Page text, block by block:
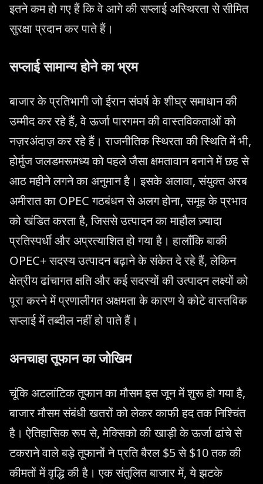
इतने कम हो गए हैं कि वे आगे की सप्लाई अस्थिरता से सीमित
सुरक्षा प्रदान कर पाते हैं।
सप्लाई सामान्य होने का भ्रम
बाजार के प्रतिभागी जो ईरान संघर्ष के शीघ्र समाधान की
उम्मीद कर रहे हैं, वे ऊर्जा पारगमन की वास्तविकताओं को
नज़रअंदाज़ कर रहे हैं। राजनीतिक स्थिरता की स्थिति में भी,
होर्मुज जलडमरूमध्य को पहले जैसा क्षमतावान बनाने में छह से
आठ महीने लगने का अनुमान है। इसके अलावा, संयुक्त अरब
अमीरात का OPEC गठबंधन से अलग होना, समूह के प्रभाव
को खंडित करता है, जिससे उत्पादन का माहौल ज़्यादा
प्रतिस्पर्धी और अप्रत्याशित हो गया है। हालाँकि बाकी
OPEC+ सदस्य उत्पादन बढ़ाने के संकेत दे रहे हैं, लेकिन
क्षेत्रीय ढांचागत क्षति और कई सदस्यों की उत्पादन लक्ष्यों को
पूरा करने में प्रणालीगत अक्षमता के कारण ये कोटे वास्तविक
सप्लाई में तब्दील नहीं हो पाते हैं।
अनचाहा तूफान का जोखिम
चूंकि अटलांटिक तूफान का मौसम इस जून में शुरू हो गया है,
बाजार मौसम संबंधी खतरों को लेकर काफी हद तक निश्चिंत
है। ऐतिहासिक रूप से, मेक्सिको की खाड़ी के ऊर्जा ढांचे से
टकराने वाले बड़े तूफानों ने प्रति बैरल $5 से $10 तक की
कीमतों में वृद्धि की है। एक संतुलित बाजार में, ये झटके